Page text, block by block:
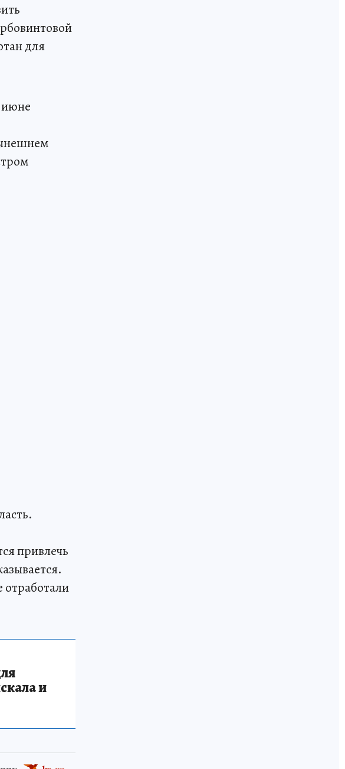
для
июне
привлечь
и